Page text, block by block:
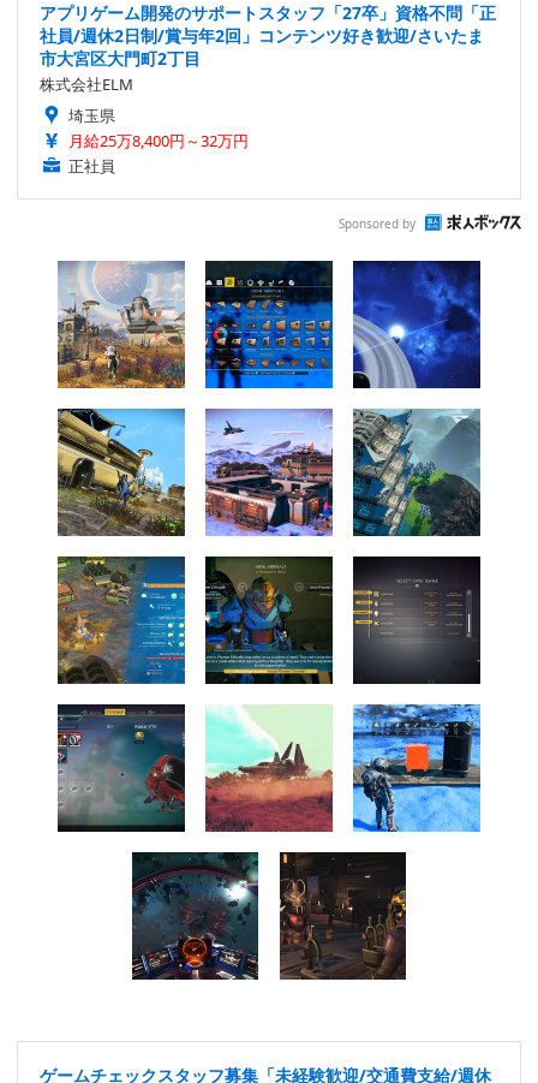
アプリゲーム開発のサポートスタッフ「27卒」資格不問「正
社員/週休2日制/賞与年2回」コンテンツ好き歓迎/さいたま
市大宮区大門町2丁目
株式会社ELM
埼玉県
月給25万8,400円～32万円
正社員
Sponsored by
ゲームチェックスタッフ募集「未経験歓迎/交通費支給/週休